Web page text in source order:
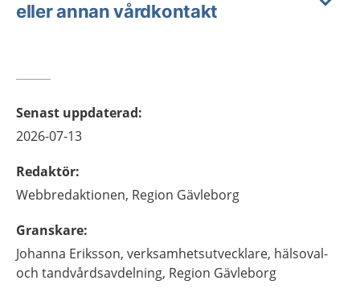
eller annan vårdkontakt
Senast uppdaterad:
2026-07-13
Redaktör:
Webbredaktionen, Region Gävleborg
Granskare:
Johanna Eriksson, verksamhetsutvecklare, hälsoval-
och tandvårdsavdelning, Region Gävleborg